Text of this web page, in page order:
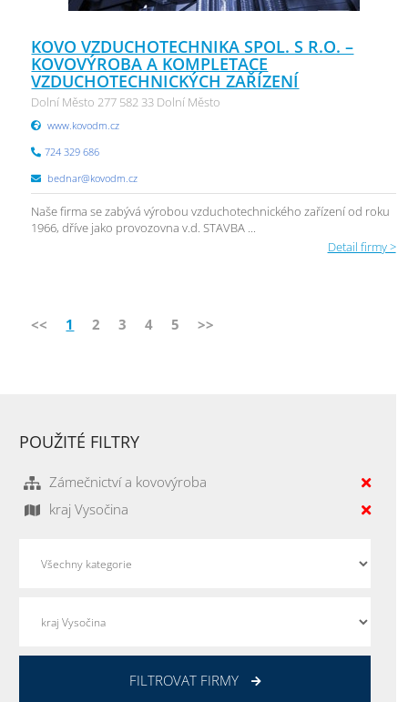
KOVO VZDUCHOTECHNIKA SPOL. S R.O. –
KOVOVÝROBA A KOMPLETACE
VZDUCHOTECHNICKÝCH ZAŘÍZENÍ
Dolní Město 277 582 33 Dolní Město
www.kovodm.cz
724 329 686
bednar@kovodm.cz
Naše firma se zabývá výrobou vzduchotechnického zařízení od roku
1966, dříve jako provozovna v.d. STAVBA ...
Detail firmy >
<< 1 2 3 4 5 >>
POUŽITÉ FILTRY
Zámečnictví a kovovýroba
kraj Vysočina
FILTROVAT FIRMY